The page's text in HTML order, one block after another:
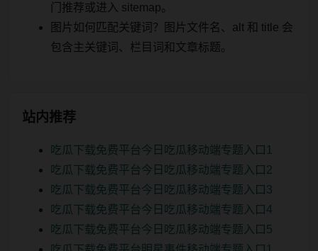
门推荐或进入 sitemap。
图片如何匹配关键词？图片文件名、alt 和 title 会
包含主关键词、栏目词和文章标题。
站内推荐
吃瓜下载免费平台今日吃瓜移动端专题入口1
吃瓜下载免费平台今日吃瓜移动端专题入口2
吃瓜下载免费平台今日吃瓜移动端专题入口3
吃瓜下载免费平台今日吃瓜移动端专题入口4
吃瓜下载免费平台今日吃瓜移动端专题入口5